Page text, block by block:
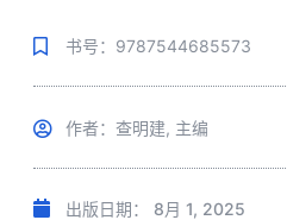
书号：9787544685573
作者：查明建, 主编
出版日期： 8月 1, 2025